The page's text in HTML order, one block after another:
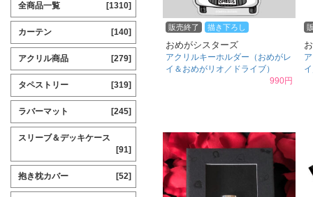
販売終了 描き下ろし
おめがシスターズ
アクリルキーホルダー（おめがレ
イ＆おめがリオ／ドライブ）
990円
全商品一覧 [1310]
カーテン [140]
アクリル商品 [279]
タペストリー [319]
ラバーマット [245]
スリーブ＆デッキケース
[91]
抱き枕カバー [52]